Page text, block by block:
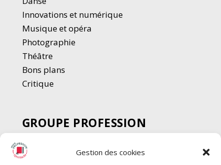
Gestion des cookies
Innovations et numérique
Musique et opéra
Photographie
Théâtre
Bons plans
Critique
GROUPE PROFESSION
SPECTACLE
Chèque Intermittents